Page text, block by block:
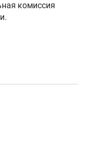
комиссия